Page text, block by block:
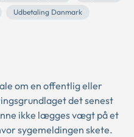
Udbetaling Danmark
om en offentlig eller
det senest
ikke lægges vægt på et
sygemeldingen skete.